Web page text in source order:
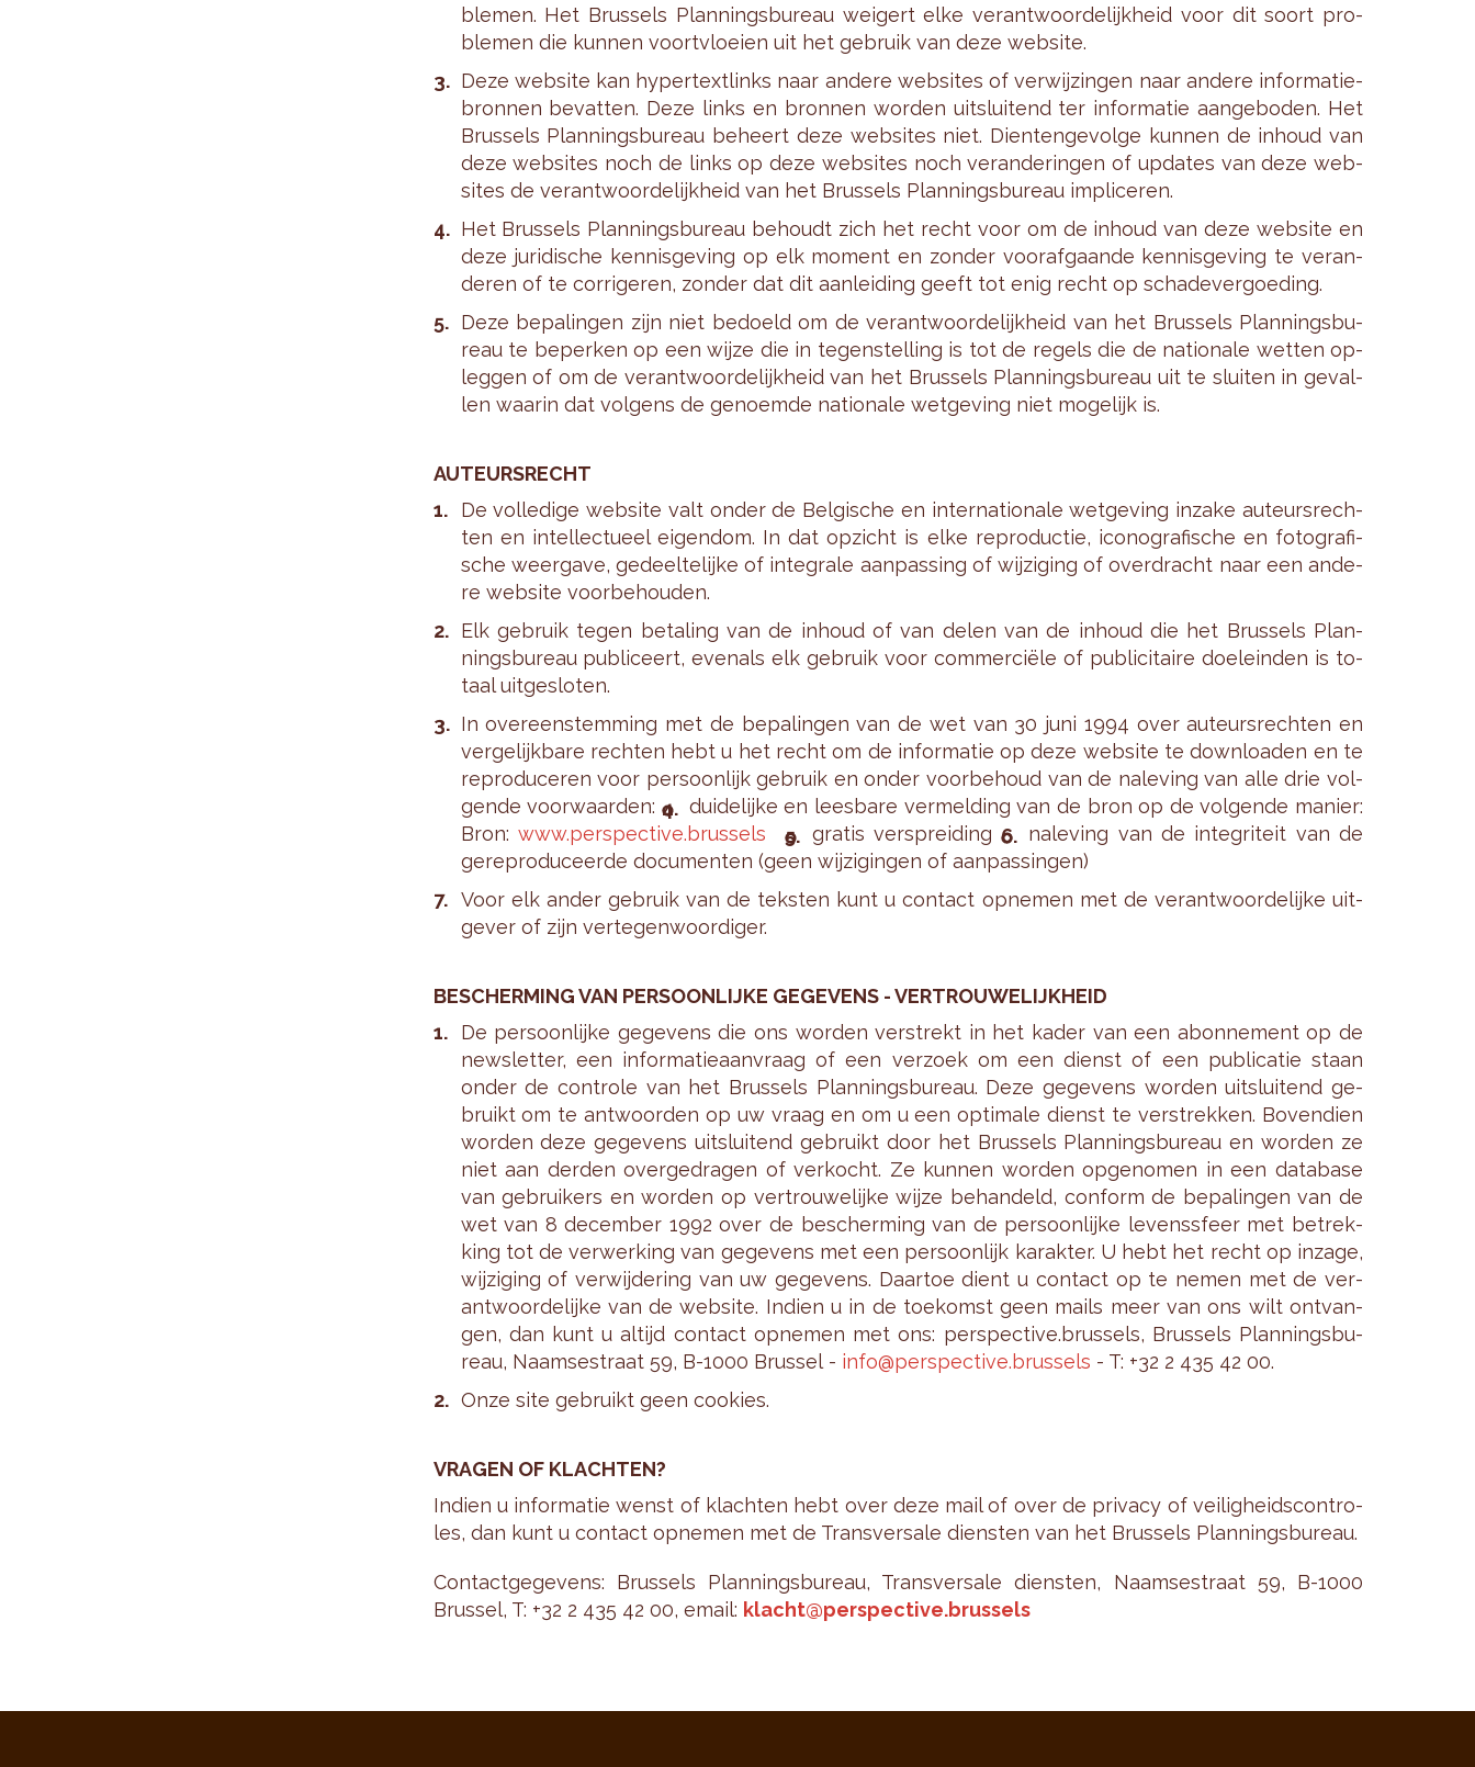
ble­men. Het Brus­sels Plan­nings­bu­reau wei­gert elke ver­ant­woor­de­lijk­heid voor dit soort pro­
ble­men die kun­nen voort­vloei­en uit het ge­bruik van deze web­si­te.
Deze web­si­te kan hy­per­text­links naar an­de­re web­si­tes of ver­wij­zin­gen naar an­de­re in­for­ma­tie­
bron­nen be­vat­ten. Deze links en bron­nen wor­den uit­slui­tend ter in­for­ma­tie aan­ge­bo­den. Het
Brus­sels Plan­nings­bu­reau be­heert deze web­si­tes niet. Dien­ten­ge­vol­ge kun­nen de in­houd van
deze web­si­tes noch de links op deze web­si­tes noch ver­an­de­rin­gen of up­da­tes van deze web­
si­tes de ver­ant­woor­de­lijk­heid van het Brus­sels Plan­nings­bu­reau im­pli­ce­ren.
Het Brus­sels Plan­nings­bu­reau be­houdt zich het recht voor om de in­houd van deze web­si­te en
deze ju­ri­di­sche ken­nis­ge­ving op elk mo­ment en zon­der voor­af­gaan­de ken­nis­ge­ving te ver­an­
de­ren of te cor­ri­ge­ren, zon­der dat dit aan­lei­ding geeft tot enig recht op scha­de­ver­goe­ding.
Deze be­pa­lin­gen zijn niet be­doeld om de ver­ant­woor­de­lijk­heid van het Brus­sels Plan­nings­bu­
reau te be­per­ken op een wijze die in te­gen­stel­ling is tot de re­gels die de na­ti­o­na­le wet­ten op­
leg­gen of om de ver­ant­woor­de­lijk­heid van het Brus­sels Plan­nings­bu­reau uit te slui­ten in ge­val­
len waar­in dat vol­gens de ge­noem­de na­ti­o­na­le wet­ge­ving niet mo­ge­lijk is.
AU­TEURS­RECHT
De vol­le­di­ge web­si­te valt onder de Bel­gi­sche en in­ter­na­ti­o­na­le wet­ge­ving in­za­ke au­teurs­rech­
ten en in­tel­lec­tu­eel ei­gen­dom. In dat op­zicht is elke re­pro­duc­tie, ico­no­gra­fi­sche en fo­to­gra­fi­
sche weer­ga­ve, ge­deel­te­lij­ke of in­te­gra­le aan­pas­sing of wij­zi­ging of over­dracht naar een an­de­
re web­si­te voor­be­hou­den.
Elk ge­bruik tegen be­ta­ling van de in­houd of van delen van de in­houd die het Brus­sels Plan­
nings­bu­reau pu­bli­ceert, even­als elk ge­bruik voor com­mer­ciële of pu­bli­ci­tai­re doel­ein­den is to­
taal uit­ge­slo­ten.
In over­een­stem­ming met de be­pa­lin­gen van de wet van 30 juni 1994 over au­teurs­rech­ten en
ver­ge­lijk­ba­re rech­ten hebt u het recht om de in­for­ma­tie op deze web­si­te te down­lo­a­den en te
re­pro­du­ce­ren voor per­soon­lijk ge­bruik en onder voor­be­houd van de na­le­ving van alle drie vol­
gen­de voor­waar­den:
dui­de­lij­ke en lees­ba­re ver­mel­ding van de bron op de vol­gen­de ma­nier:
Bron: www.​perspective.​brussels gra­tis ver­sprei­ding
na­le­ving van de in­te­gri­teit van de
ge­re­pro­du­ceer­de do­cu­men­ten (geen wij­zi­gin­gen of aan­pas­sin­gen)
Voor elk ander ge­bruik van de tek­sten kunt u con­tact op­ne­men met de ver­ant­woor­de­lij­ke uit­
ge­ver of zijn ver­te­gen­woor­di­ger.
BE­SCHER­MING VAN PER­SOON­LIJ­KE GE­GE­VENS - VER­TROU­WE­LIJK­HEID
De per­soon­lij­ke ge­ge­vens die ons wor­den ver­strekt in het kader van een abon­ne­ment op de
news­let­ter, een in­for­ma­tie­aan­vraag of een ver­zoek om een dienst of een pu­bli­ca­tie staan
onder de con­tro­le van het Brus­sels Plan­nings­bu­reau. Deze ge­ge­vens wor­den uit­slui­tend ge­
bruikt om te ant­woor­den op uw vraag en om u een op­ti­ma­le dienst te ver­strek­ken. Bo­ven­dien
wor­den deze ge­ge­vens uit­slui­tend ge­bruikt door het Brus­sels Plan­nings­bu­reau en wor­den ze
niet aan der­den over­ge­dra­gen of ver­kocht. Ze kun­nen wor­den op­ge­no­men in een da­ta­ba­se
van ge­brui­kers en wor­den op ver­trou­we­lij­ke wijze be­han­deld, con­form de be­pa­lin­gen van de
wet van 8 de­cem­ber 1992 over de be­scher­ming van de per­soon­lij­ke le­vens­sfeer met be­trek­
king tot de ver­wer­king van ge­ge­vens met een per­soon­lijk ka­rak­ter. U hebt het recht op in­za­ge,
wij­zi­ging of ver­wij­de­ring van uw ge­ge­vens. Daar­toe dient u con­tact op te nemen met de ver­
ant­woor­de­lij­ke van de web­si­te. In­dien u in de toe­komst geen mails meer van ons wilt ont­van­
gen, dan kunt u al­tijd con­tact op­ne­men met ons: per­spec­ti­ve.brus­sels, Brus­sels Plan­nings­bu­
reau, Naam­se­straat 59, B-1000 Brus­sel - info@​perspective.​brussels - T: +32 2 435 42 00.
Onze site ge­bruikt geen coo­kies.
VRA­GEN OF KLACH­TEN?
In­dien u in­for­ma­tie wenst of klach­ten hebt over deze mail of over de pri­va­cy of vei­lig­heids­con­tro­
les, dan kunt u con­tact op­ne­men met de Trans­ver­sa­le dien­sten van het Brus­sels Plan­nings­bu­reau.
Con­tact­ge­ge­vens: Brus­sels Plan­nings­bu­reau, Trans­ver­sa­le dien­sten, Naam­se­straat 59, B-1000
Brus­sel, T: +32 2 435 42 00, email: klacht@​perspective.​brussels